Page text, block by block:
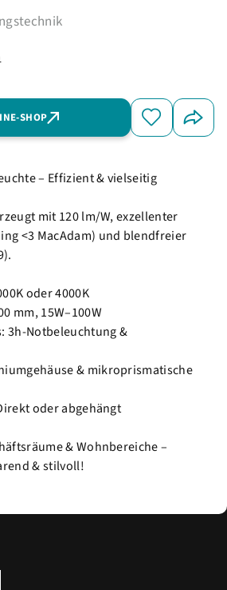
SHOP
– Effizient & vielseitig
mit 120 lm/W, exzellenter
<3 MacAdam) und blendfreier
oder 4000K
mm, 15W–100W
3h-Notbeleuchtung &
& mikroprismatische
oder abgehängt
& Wohnbereiche –
& stilvoll!